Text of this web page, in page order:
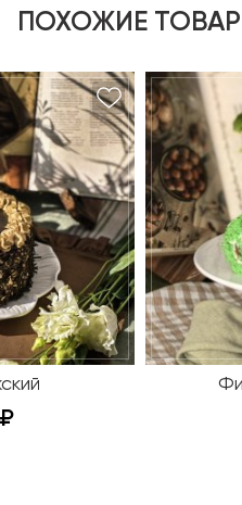
ПОХОЖИЕ